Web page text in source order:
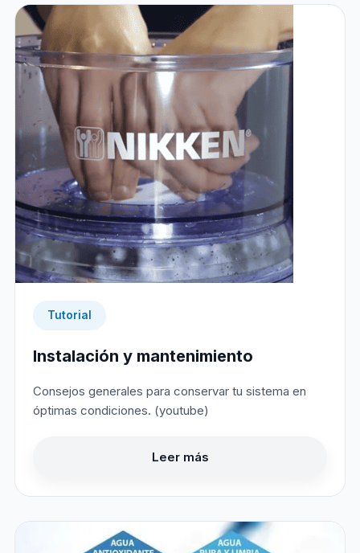
Tutorial
Instalación y mantenimiento
Consejos generales para conservar tu sistema en
óptimas condiciones. (youtube)
Leer más